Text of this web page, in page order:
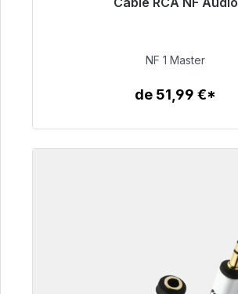
99,00 €
NF 1 Master
de 51,99 €*